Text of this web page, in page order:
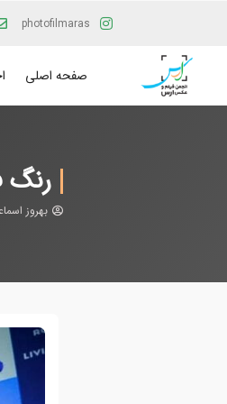
photofilmaras
صفحه اصلی
رنگ
بهروز